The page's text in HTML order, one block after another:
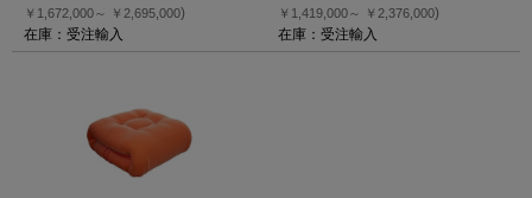
￥1,672,000～ ￥2,695,000)
在庫：受注輸入
￥1,419,000～ ￥2,376,000)
在庫：受注輸入